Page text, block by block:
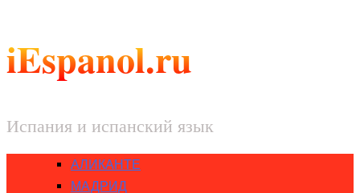
iEspanol.ru
Испания и испанский язык
АЛИКАНТЕ
МАДРИД